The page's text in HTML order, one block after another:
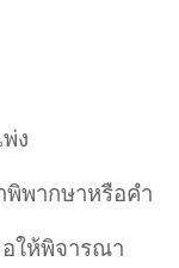
ง
พากษาหรือคำ
ให้พิจารณา